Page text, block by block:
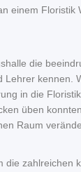
einem
die
kennen.
in die
üben
Raum
die